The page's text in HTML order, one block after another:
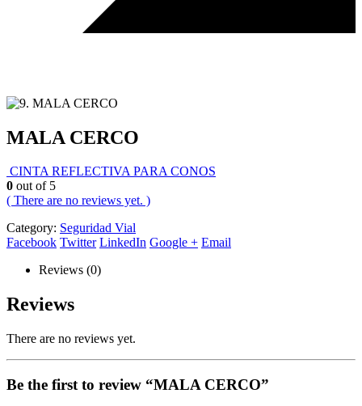
MALA CERCO
CINTA REFLECTIVA PARA CONOS
0 out of 5
( There are no reviews yet. )
Category: Seguridad Vial
Facebook Twitter LinkedIn Google + Email
Reviews (0)
Reviews
There are no reviews yet.
Be the first to review “MALA CERCO”